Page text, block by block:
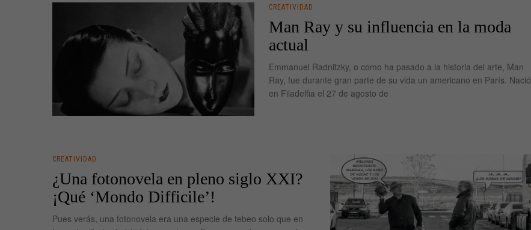
CREATIVIDAD
Man Ray y su influencia en la moda
actual
Emmanuel Radnitzky, o como ha pasado a la historia del arte, Man
Ray, fue durante gran parte de su vida un americano en París. Nació
en Filadelfia el 27 de agosto de
CREATIVIDAD
¿Una fotonovela en pleno siglo XXI?
¡Qué ‘Mondo Difficile’!
Pues verás, una fotonovela era una especie de tebeo solo que en